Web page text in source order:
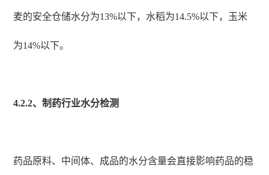
麦的安全仓储水分为13%以下，水稻为14.5%以下，玉米
为14%以下。
4.2.2、制药行业水分检测
药品原料、中间体、成品的水分含量会直接影响药品的稳